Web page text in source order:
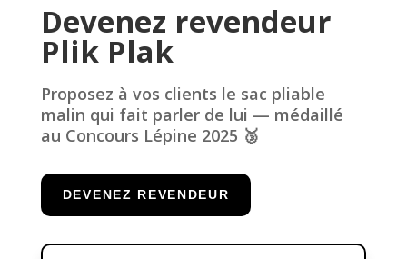
Devenez revendeur
Plik Plak
Proposez à vos clients le sac pliable
malin qui fait parler de lui — médaillé
au Concours Lépine 2025 🥉
DEVENEZ REVENDEUR